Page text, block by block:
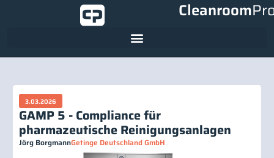
Cleanroom
3.03.2026
GAMP 5 - Compliance für
pharmazeutische Reinigungsanlagen
Jörg BorgmannGetinge Deutschland GmbH